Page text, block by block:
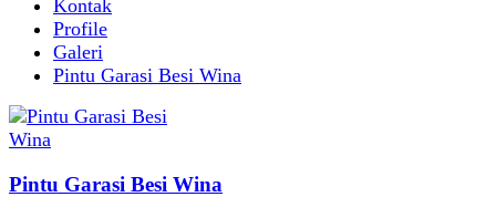
Kontak
Profile
Galeri
Pintu Garasi Besi Wina
Pintu Garasi Besi Wina